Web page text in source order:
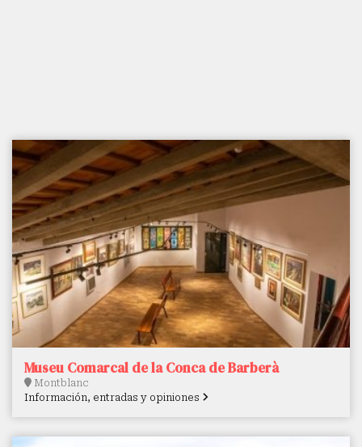
Museu Comarcal de la Conca de Barberà
Montblanc
Información, entradas y opiniones